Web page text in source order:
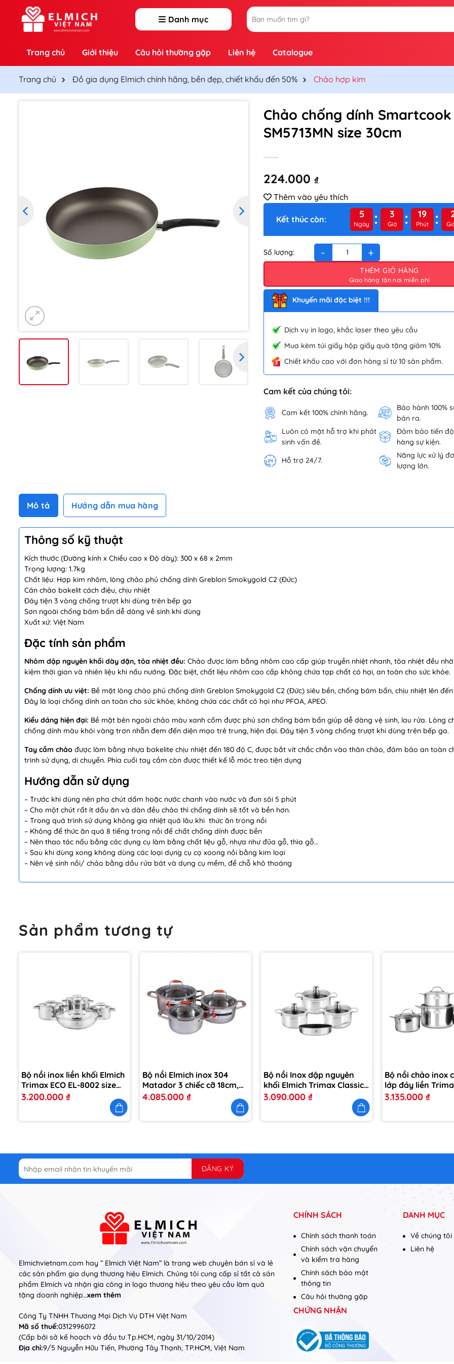
Chuyển
Danh mục
Tìm
kiếm:
Trang chủ Giới thiệu Câu hỏi thường gặp Liên hệ Catalogue
Trang chủ Đồ gia dụng Elmich chính hãng, bền đẹp, chiết khấu đến 50% Chảo hợp kim
Chảo chống dính Smartcook
SM5713MN size 30cm
224.000₫
Kết thúc còn: 5
Ngày
3
Giờ
19
Phút
Chảo chống dính Smartcook SM5713MN size 30cm số
THÊM GIỎ HÀNG
Khuyến mãi đặc biệt !!!
Dịch vụ in logo, khắc laser theo yêu cầu
Mua kèm túi giấy hộp giấy quà tặng giảm 10%
Chiết khấu cao với đơn hàng sỉ từ 10 sản phẩm.
Cam kết của chúng tôi:
Cam kết 100% chính hãng.
Bảo hành 100%
bán ra.
Luôn có mặt hỗ trợ khi phát
sinh vấn đề.
Đảm bảo tiến độ
hàng sự kiện.
Hỗ trợ 24/7.
Năng lực xử lý
lượng lớn.
Thêm vào yêu thích
Mô tả Hướng dẫn mua hàng
Thông số kỹ thuật
Kích thước (Đường kính x Chiều cao x Độ dày): 300 x 68 x 2mm
Trọng lượng: 1.7kg
Chất liệu: Hợp kim nhôm, lòng chảo phủ chống dính Greblon Smokygold C2 (Đức)
Cán chảo bakelit cách điệu, chịu nhiệt
Đáy tiện 3 vòng chống trượt khi dùng trên bếp ga
Sơn ngoài chống bám bẩn dễ dàng về sinh khi dùng
Xuất xứ: Việt Nam
Đặc tính sản phẩm
Nhôm dập nguyên khối dày dặn, tỏa nhiệt đều: Chảo được làm bằng nhôm cao cấp giúp truyền nhiệt nhanh, tỏa nhiệt đều
kiệm thời gian và nhiên liệu khi nấu nướng. Đặc biệt, chất liệu nhôm cao cấp không chứa tạp chất có hại, an toàn cho sức khỏe.
Chống dính ưu việt: Bề mặt lòng chảo phủ chống dính Greblon Smokygold C2 (Đức) siêu bền, chống bám bẩn, chịu nhiệt lên đến
Đây là loại chống dính an toàn cho sức khỏe, không chứa các chất có hại như PFOA, APEO.
Kiểu dáng hiện đại: Bề mặt bên ngoài chảo màu xanh cốm được phủ sơn chống bám bẩn giúp dễ dàng vệ sinh, lau rửa. Lòng
chống dính màu khói vàng trơn nhẵn đem đến diện mạo trẻ trung, hiện đại. Đáy tiện 3 vòng chống trượt khi dùng trên bếp ga.
Tay cầm chảo được làm bằng nhựa bakelite chịu nhiệt đến 180 độ C, được bắt vít chắc chắn vào thân chảo, đảm bảo an toàn
trình sử dụng, di chuyển. Phía cuối tay cầm còn được thiết kế lỗ móc treo tiện dụng
Hướng dẫn sử dụng
– Trước khi dùng nên pha chút dấm hoặc nước chanh vào nước và đun sôi 5 phút
– Cho một chút rất ít dầu ăn và dàn đều chảo thì chống dính sẽ tốt và bền hơn.
– Trong quá trình sử dụng không gia nhiệt quá lâu khi thức ăn trong nồi
– Không để thức ăn quá 8 tiếng trong nồi để chất chống dính được bền
– Nên thao tác nấu bằng các dụng cụ làm bằng chất liệu gỗ, nhựa như đũa gỗ, thìa gỗ…
– Sau khi dùng xong không dùng các loại dụng cụ cọ xoong nồi bằng kim loại
– Nên vệ sinh nồi/ chảo bằng dầu rửa bát và dụng cụ mềm, để chỗ khô thoáng
Sản phẩm tương tự
thích
Bộ nồi inox liền khối Elmich
Trimax ECO EL-8002 size
16, 20, 22, lẩu xào 28cm
3.200.000 ₫
vào
yêu
thích
Bộ nồi Elmich inox 304
Matador 3 chiếc cỡ 18cm,
20cm, 24cm EL0123
4.085.000 ₫
thích
Bộ nồi Inox dập nguyên
khối Elmich Trimax Classic
EL-2110OL Size 18, 20, 24,
3.090.000₫
Bộ nồi chảo inox
lớp đáy liền
size 18cm, 20cm,
3.135.000₫
Elmichvietnam.com hay ” Elmich Việt Nam” là trang web chuyên bán sỉ và lẻ
các sản phẩm gia dụng thương hiệu Elmich. Chúng tôi cung cấp sỉ tất cả sản
phẩm Elmich và nhận gia công in logo thương hiệu theo yêu cầu làm quà
tặng doanh nghiệp…xem thêm
Công Ty TNHH Thương Mại Dịch Vụ DTH Việt Nam
Mã số thuế:0312996072
(Cấp bởi sở kế hoạch và đầu tư Tp.HCM, ngày 31/10/2014)
Địa chỉ:9/5 Nguyễn Hữu Tiến, Phường Tây Thạnh, TP.HCM, Việt Nam
CHÍNH SÁCH
Chính sách thanh toán
Chính sách vận chuyển
và kiểm tra hàng
Chính sách bảo mật
thông tin
Câu hỏi thường gặp
CHỨNG NHẬN
DANH MỤC
Về chúng tôi
Liên hệ